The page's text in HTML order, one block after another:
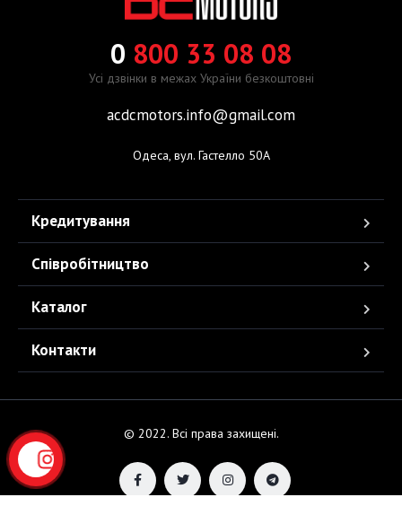
0 800 33 08 08
Усі дзвінки в межах України безкоштовні
acdcmotors.info@gmail.com
Одеса, вул. Гастелло 50А
Кредитування
Співробітництво
Каталог
Контакти
© 2022. Всі права захищені.